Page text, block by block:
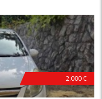
HITNO !
2.000 €